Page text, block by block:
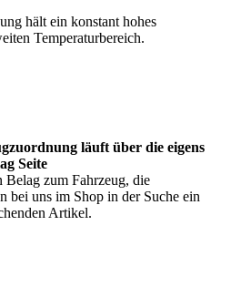
hält ein konstant hohes
Temperaturbereich.
läuft über die eigens
Seite
Belag zum Fahrzeug, die
bei uns im Shop in der Suche ein
Artikel.